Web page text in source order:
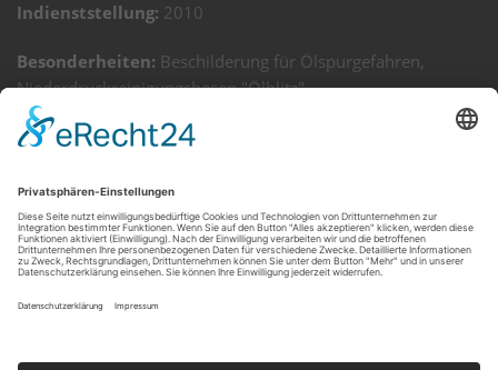
Indienststellung: 2010
Besonderheiten: Beschilderung für Ölspurgefahren,
Niederdruckreinigungsbesen "Ölblitz",
Hockdruckreinigungspistolen, Spezial-Entölungs-Konzentrat
"Bioversal"
Infos:Bioversal der Firma Bioversal Deutschland